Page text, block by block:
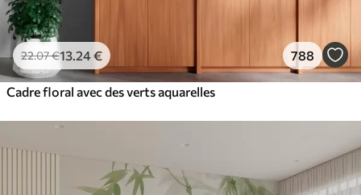
22.07€13 .24€ 788
Cadre floral avec des verts aquarelles